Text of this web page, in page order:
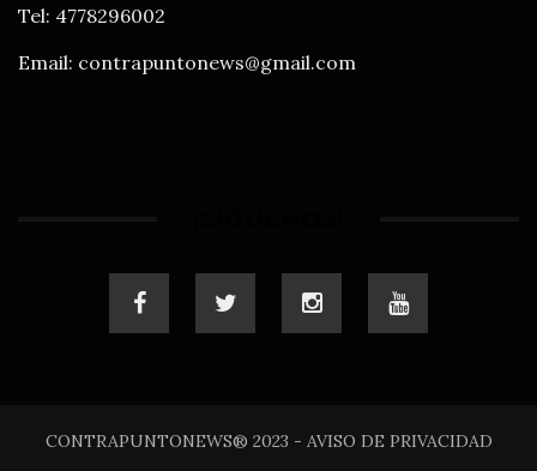
Tel: 4778296002
Email: contrapuntonews@gmail.com
CONTRAPUNTONEWS® 2023 - AVISO DE PRIVACIDAD